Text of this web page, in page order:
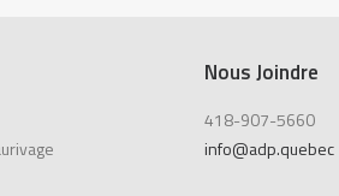
Nous Joindre
418-907-5660
info@adp.quebec